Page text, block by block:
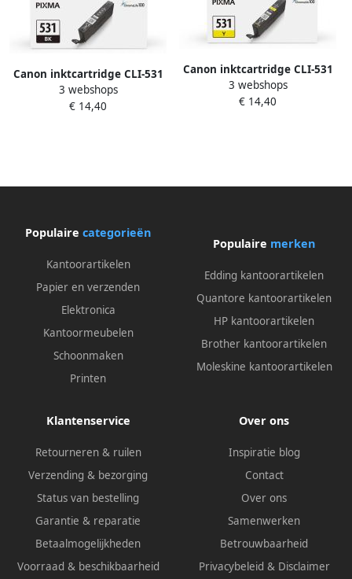
Canon inktcartridge CLI-531
515 pagina&apos;s OEM
6118C001 zwart
3 webshops
€ 14,40
Canon inktcartridge CLI-531
515 pagina&apos;s OEM
6121C001 geel
3 webshops
€ 14,40
Populaire categorieën
Kantoorartikelen
Papier en verzenden
Elektronica
Kantoormeubelen
Schoonmaken
Printen
Populaire merken
Edding kantoorartikelen
Quantore kantoorartikelen
HP kantoorartikelen
Brother kantoorartikelen
Moleskine kantoorartikelen
Klantenservice
Retourneren & ruilen
Verzending & bezorging
Status van bestelling
Garantie & reparatie
Betaalmogelijkheden
Voorraad & beschikbaarheid
Over ons
Inspiratie blog
Contact
Over ons
Samenwerken
Betrouwbaarheid
Privacybeleid & Disclaimer